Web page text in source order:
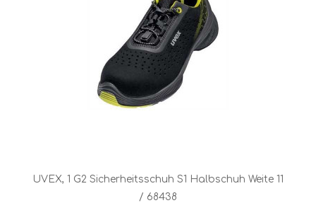
UVEX, 1 G2 Sicherheitsschuh S1 Halbschuh Weite 11
/ 68438